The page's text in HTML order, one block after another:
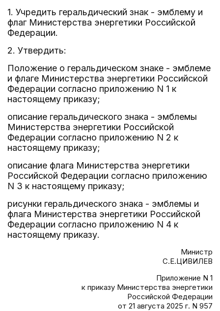
1. Учредить геральдический знак - эмблему и
флаг Министерства энергетики Российской
Федерации.
2. Утвердить:
Положение о геральдическом знаке - эмблеме
и флаге Министерства энергетики Российской
Федерации согласно приложению N 1 к
настоящему приказу;
описание геральдического знака - эмблемы
Министерства энергетики Российской
Федерации согласно приложению N 2 к
настоящему приказу;
описание флага Министерства энергетики
Российской Федерации согласно приложению
N 3 к настоящему приказу;
рисунки геральдического знака - эмблемы и
флага Министерства энергетики Российской
Федерации согласно приложению N 4 к
настоящему приказу.
Министр
С.Е.ЦИВИЛЕВ
Приложение N 1
к приказу Министерства энергетики
Российской Федерации
от 21 августа 2025 г. N 957